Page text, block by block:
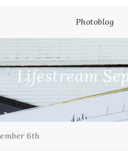
Photoblog
Lifestream
6th